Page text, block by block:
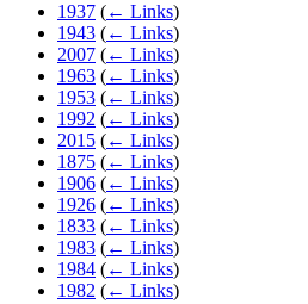
1937 (← Links)
1943 (← Links)
2007 (← Links)
1963 (← Links)
1953 (← Links)
1992 (← Links)
2015 (← Links)
1875 (← Links)
1906 (← Links)
1926 (← Links)
1833 (← Links)
1983 (← Links)
1984 (← Links)
1982 (← Links)